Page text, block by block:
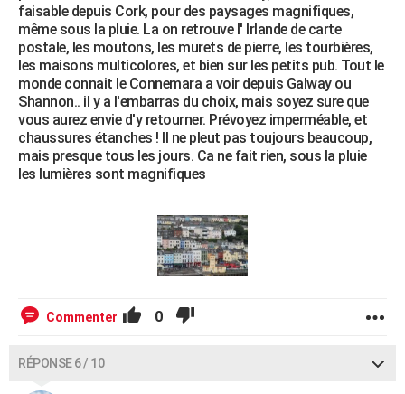
faisable depuis Cork, pour des paysages magnifiques,
même sous la pluie. La on retrouve l' Irlande de carte
postale, les moutons, les murets de pierre, les tourbières,
les maisons multicolores, et bien sur les petits pub. Tout le
monde connait le Connemara a voir depuis Galway ou
Shannon.. il y a l'embarras du choix, mais soyez sure que
vous aurez envie d'y retourner. Prévoyez imperméable, et
chaussures étanches ! Il ne pleut pas toujours beaucoup,
mais presque tous les jours. Ca ne fait rien, sous la pluie
les lumières sont magnifiques
Commenter 0
RÉPONSE 6 / 10